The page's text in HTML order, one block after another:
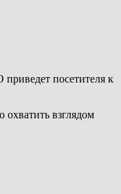
посетителя к
охватить взглядом